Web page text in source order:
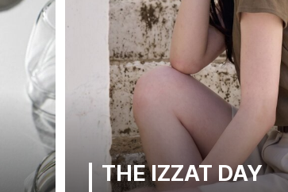
THE IZZAT DAY